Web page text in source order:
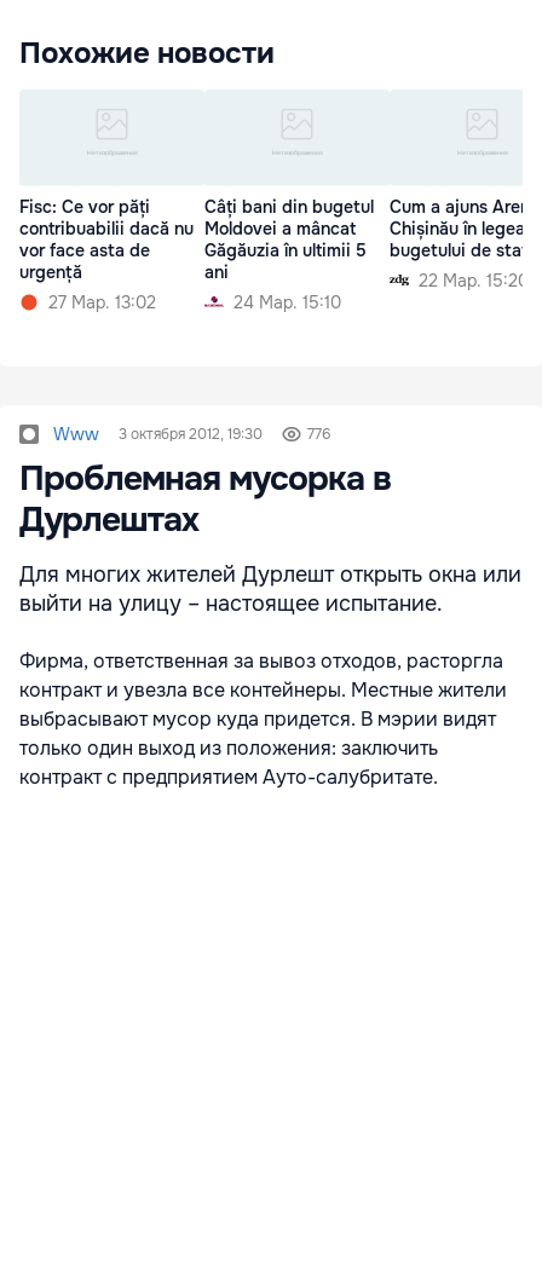
Похожие новости
Fisc: Ce vor păți
contribuabilii dacă nu
vor face asta de
urgență
27 Мар. 13:02
Câți bani din bugetul
Moldovei a mâncat
Găgăuzia în ultimii 5
ani
24 Мар. 15:10
Cum a ajuns Arena
Chișinău în legea
bugetului de stat
22 Мар. 15:20
Www 3 октября 2012, 19:30 776
Проблемная мусорка в
Дурлештах
Для многих жителей Дурлешт открыть окна или
выйти на улицу – настоящее испытание.
Фирма, ответственная за вывоз отходов, расторгла
контракт и увезла все контейнеры. Местные жители
выбрасывают мусор куда придется. В мэрии видят
только один выход из положения: заключить
контракт с предприятием Ауто-салубритате.